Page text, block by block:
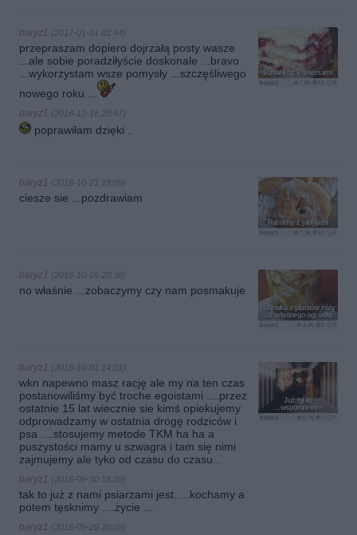
Rafaello z krakersami
44
baryz1
baryz1 (2017-01-01 01:44)
przepraszam dopiero dojrzałą posty wasze
...ale sobie poradziłyście doskonale ...bravo
...wykorzystam wsze pomysły ...szczęśliwego
nowego roku ...
baryz1 (2016-12-18 20:47)
poprawiłam dzięki ..
Racuchy z jabłkami
4
baryz1
baryz1 (2016-10-21 19:09)
ciesze sie ...pozdrawiam
Nalewka z płatków róży
...z własnego ogródka
4.9k
baryz1
baryz1 (2016-10-05 20:36)
no właśnie ...zobaczymy czy nam posmakuje
Już tylko
...wspomnienie
baryz1
baryz1 (2016-10-01 14:01)
wkn napewno masz rację ale my na ten czas
postanowiliśmy być troche egoistami ....przez
ostatnie 15 lat wiecznie sie kimś opiekujemy
odprowadzamy w ostatnia drogę rodziców i
psa ....stosujemy metode TKM ha ha a
puszystości mamy u szwagra i tam się nimi
zajmujemy ale tyko od czasu do czasu...
baryz1 (2016-09-30 18:39)
tak to już z nami psiarzami jest.....kochamy a
potem tęsknimy ....życie ...
baryz1 (2016-09-29 20:05)